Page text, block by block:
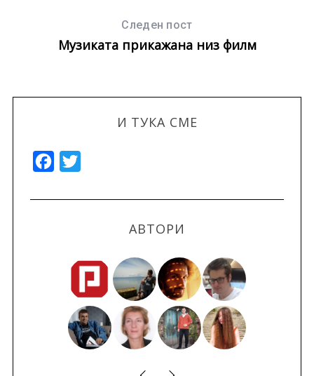
Следен пост
Музиката прикажана низ филм
И ТУКА СМЕ
c
i
e
АВТОРИ